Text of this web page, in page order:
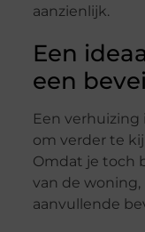
aanzienlijk.
Een
een
Een
om verder te
Omdat je toch
van de
aanvullende